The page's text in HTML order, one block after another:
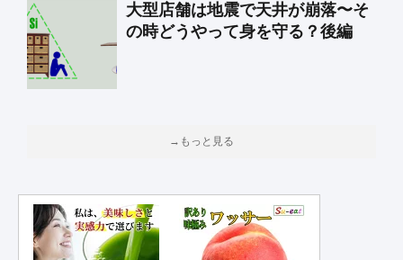
大型店舗は地震で天井が崩落〜そ
の時どうやって身を守る？後編
→もっと見る